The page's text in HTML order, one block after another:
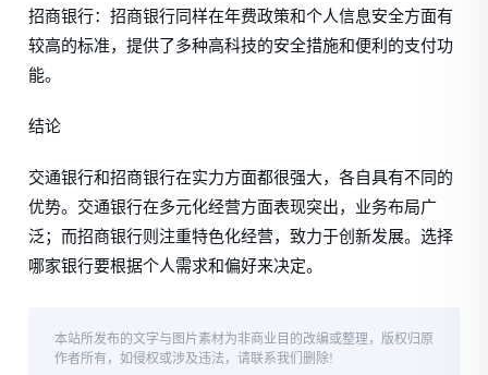
招商银行：招商银行同样在年费政策和个人信息安全方面有
较高的标准，提供了多种高科技的安全措施和便利的支付功
能。
结论
交通银行和招商银行在实力方面都很强大，各自具有不同的
优势。交通银行在多元化经营方面表现突出，业务布局广
泛；而招商银行则注重特色化经营，致力于创新发展。选择
哪家银行要根据个人需求和偏好来决定。
本站所发布的文字与图片素材为非商业目的改编或整理，版权归原
作者所有，如侵权或涉及违法，请联系我们删除!